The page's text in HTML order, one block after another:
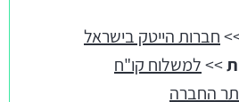
חברות הייטק בישראל
>>למשלוח קו"ח
החברה